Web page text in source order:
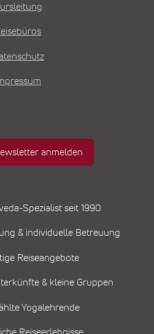
anmelden
Spezialist seit 1990
& individuelle Betreuung
Reiseangebote
& kleine Gruppen
Yogalehrende